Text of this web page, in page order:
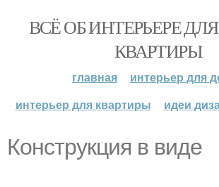
ВСЁ ОБ ИНТЕРЬЕРЕ
КВАРТИРЫ
главная
интерьер для
интерьер для квартиры
идеи
Конструкция в виде